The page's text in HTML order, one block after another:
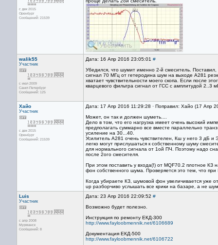
с дек 2015
Оренбург
Сообщений: 21539
walik55
Участник
с июл 2009
Санкт-Петербург
Сообщений: 125
Дата: 16 Апр 2016 23:05:01 #
Убедился, что шумит именно 2-й смеситель.
сигнал 70 МГц от гетеродина шум на выходе A281
хватает чувствительности моего скопа. Если после
кварцевого фильтра сигнал от ГСС с амплитудой 2..3
Хайо
Участник
с дек 2015
Оренбург
Сообщений: 21539
Дата: 17 Апр 2016 11:29:28 · Поправил: Хайо (17 Апр
Может, он так и должен шуметь....
Дело в том, что его нагрузка имеет очень высокий
предполагать суммарно все вместе параллельно
усиление на 30...40.
Усилитель А281 очень чувствителен, Кш у него 3 дБ
легко могут прислушаться к собственному шуму
для нормального сигнала от 1ой ПЧ. Поэтому надо
после 2ого смесителя.
При этом поставить у входа(!) от MQF70.2 плотное КЗ
фон собственного шума. Проверяется это тем, что
Когда убираете КЗ, шумовой фон увеличивается уже
up разборчиво услышать все крики на базаре, а не
Luis
Участник
с апр 2008
Мурманск
Сообщений: 8
Дата: 23 Апр 2016 22:09:52 #
Возможно будет полезно.
Инструкция по ремонту ЕКД-300
http://www.fayloobmennik.net/6106689
Документация ЕКД-500
http://www.fayloobmennik.net/6106722